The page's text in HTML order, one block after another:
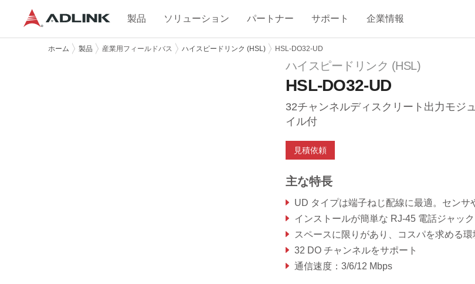
製品 ソリューション パートナー サポート 企業情報
ホーム 製品 産業用フィールドバス ハイスピードリンク (HSL) HSL-DO32-UD
ハイスピードリンク (HSL)
HSL-DO32-UD
32チャンネルディスクリート出力モジ
イル付
見積依頼
主な特長
UD タイプは端子ねじ配線に最適。センサやアクチュエータへの各
インストールが簡単な RJ-45 電話ジャック
スペースに限りがあり、コスパを求める環境のための、コンパクト
32 DO チャンネルをサポート
通信速度：3/6/12 Mbps